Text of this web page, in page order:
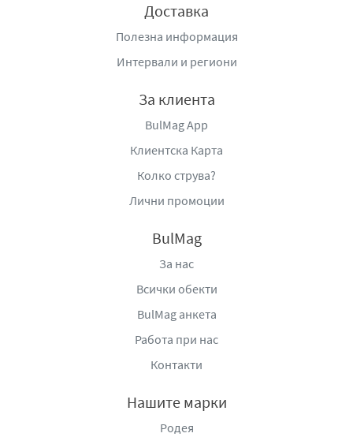
Доставка
Полезна информация
Интервали и региони
За клиента
BulMag App
Клиентска Карта
Колко струва?
Лични промоции
BulMag
За нас
Всички обекти
BulMag анкета
Работа при нас
Контакти
Нашите марки
Родея